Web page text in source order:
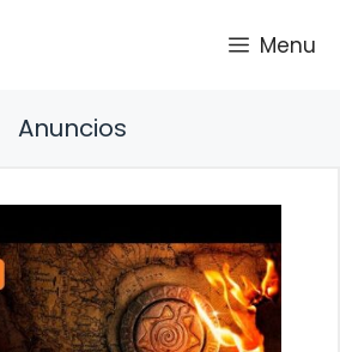
Menu
Anuncios